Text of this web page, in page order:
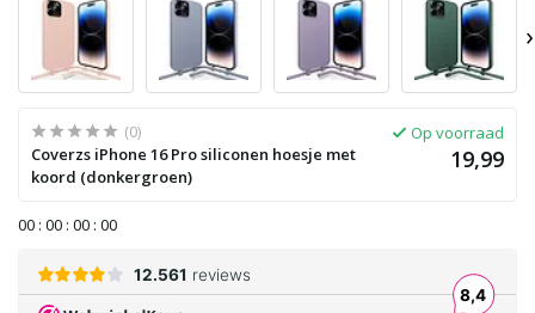
›
(0)
Coverzs iPhone 16 Pro siliconen hoesje met
koord (donkergroen)
Op voorraad
19,99
00 : 00 : 00 : 00